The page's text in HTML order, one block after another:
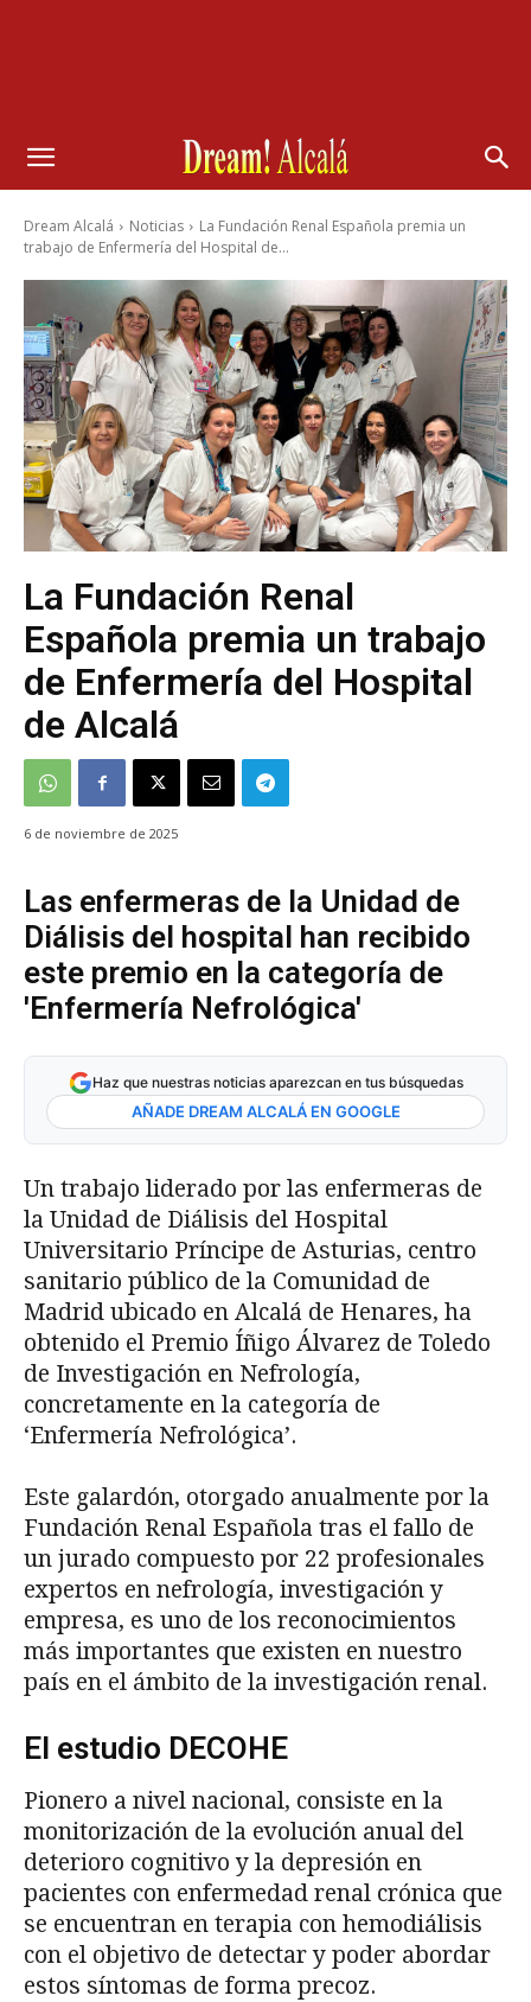
Dream Alcalá Noticias
La Fundación Renal Española premia un
trabajo de Enfermería del Hospital de...
La Fundación Renal
Española premia un trabajo
de Enfermería del Hospital
de Alcalá
6 de noviembre de 2025
Las enfermeras de la Unidad de
Diálisis del hospital han recibido
este premio en la categoría de
'Enfermería Nefrológica'
Haz que nuestras noticias aparezcan en tus búsquedas
AÑADE DREAM ALCALÁ EN GOOGLE
Un trabajo liderado por las enfermeras de
la Unidad de Diálisis del Hospital
Universitario Príncipe de Asturias, centro
sanitario público de la Comunidad de
Madrid ubicado en Alcalá de Henares, ha
obtenido el Premio Íñigo Álvarez de Toledo
de Investigación en Nefrología,
concretamente en la categoría de
‘Enfermería Nefrológica’.
Este galardón, otorgado anualmente por la
Fundación Renal Española tras el fallo de
un jurado compuesto por 22 profesionales
expertos en nefrología, investigación y
empresa, es uno de los reconocimientos
más importantes que existen en nuestro
país en el ámbito de la investigación renal.
El estudio DECOHE
Pionero a nivel nacional, consiste en la
monitorización de la evolución anual del
deterioro cognitivo y la depresión en
pacientes con enfermedad renal crónica que
se encuentran en terapia con hemodiálisis
con el objetivo de detectar y poder abordar
estos síntomas de forma precoz.